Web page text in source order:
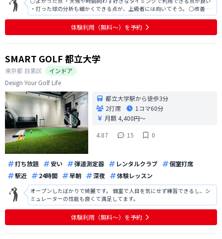
・打った球の分析も細かくできる点が、上級者には向いてそう。 ○改善点
・まだ現地でしか動画が見れない点 ○その他 ゴルフ初心者で継続するか不
明のため、今回は見送りさせていただきました。 もし今後ビジター会員の
ようなサービスもあ
体験利用（無料〜）を予約
SMART GOLF 都立大学
東京都 目黒区
インドア
Design Your Golf Life
都立大学駅から徒歩3分
2打席
1コマ60分
月額 4,400円〜
4.87
15 0
打ち放題 安い 弾道測定器 レンタルクラブ
個室打席
駅近
24時間 早朝 深夜 体験レッスン
オープンしたばかりで綺麗です。 個室で人目を気にせず練習できるし、シ
ミュレーターの性能も良くて満足してます。
体験利用（無料〜）を予約